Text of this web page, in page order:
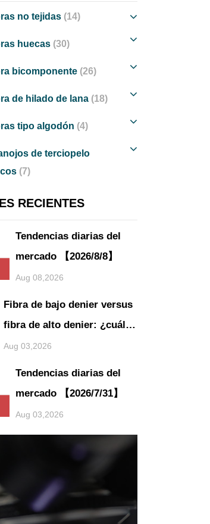
no tejidas (14)
huecas (30)
bicomponente (26)
de hilado de lana (18)
tipo algodón (4)
de terciopelo
(7)
RECIENTES
Tendencias diarias del
mercado 【2026/8/8】
Aug 08,2026
Fibra de bajo denier versus
fibra de alto denier: ¿cuáles
son sus diferencias de
Aug 03,2026
Tendencias diarias del
mercado 【2026/7/31】
Aug 03,2026